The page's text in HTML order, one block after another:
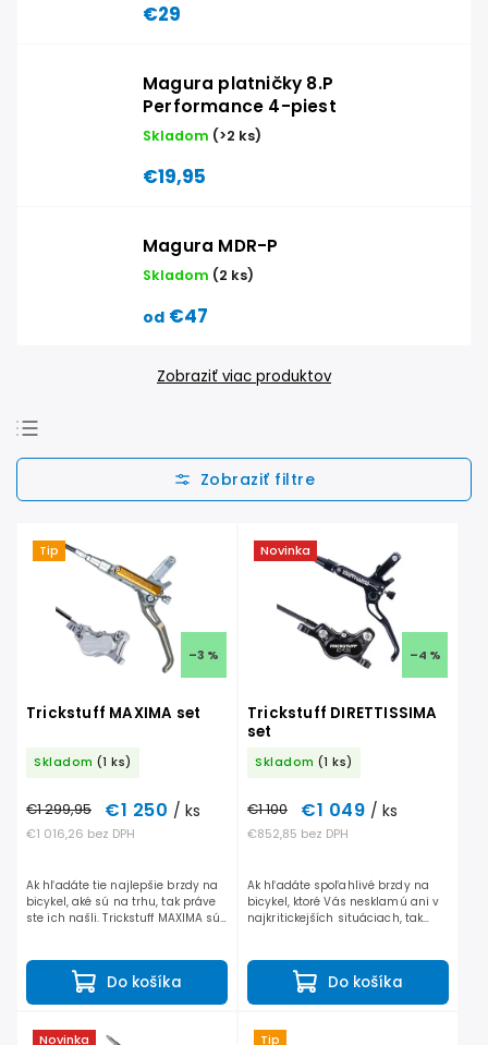
€29
Magura platničky 8.P
Performance 4-piest
Skladom (>2 ks)
€19,95
Magura MDR-P
Skladom (2 ks)
od €47
Zobraziť viac produktov
Odporúčame
Najlacnejšie
Najpredávanejšie
Abecedne
Tip
–3 %
Trickstuff MAXIMA set
Skladom (1 ks)
€1 016,26 bez DPH
€1 299,95 €1 250 / ks
Do košíka
Ak hľadáte tie najlepšie brzdy na
bicykel, aké sú na trhu, tak práve
ste ich našli. Trickstuff MAXIMA sú
sa...
Novinka
–4 %
Trickstuff DIRETTISSIMA
set
Skladom (1 ks)
€852,85 bez DPH
€1 100 €1 049 / ks
Do košíka
Ak hľadáte spoľahlivé brzdy na
bicykel, ktoré Vás nesklamú ani v
najkritickejších situáciach, tak
bezproblémové brzdy, na...
Novinka Tip